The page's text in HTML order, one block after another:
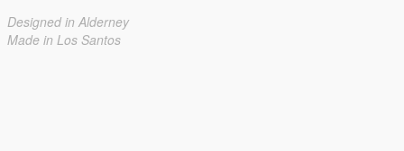
Designed in Alderney
Made in Los Santos